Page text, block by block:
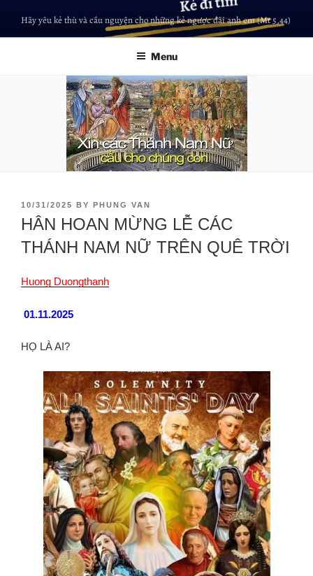
Hãy yêu kẻ thù và cầu nguyện cho những kẻ ngược đãi anh em (Mt 5,44)
Menu
10/31/2025 BY PHUNG VAN
HÂN HOAN MỪNG LỄ CÁC
THÁNH NAM NỮ TRÊN QUÊ TRỜI
Huong Duongthanh
01.11.2025
HỌ LÀ AI?